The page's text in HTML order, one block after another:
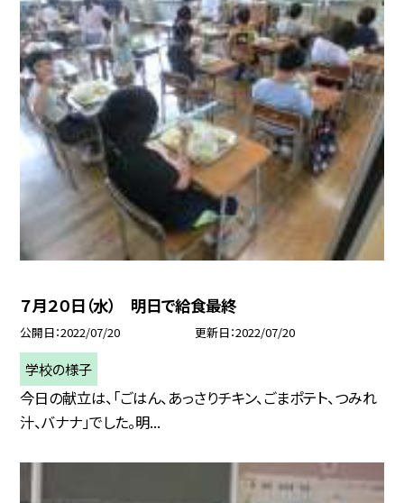
７月２０日（水） 明日で給食最終
公開日 2022/07/20 更新日 2022/07/20
学校の様子
今日の献立は、「ごはん、あっさりチキン、ごまポテト、つみれ
汁、バナナ」でした。明...